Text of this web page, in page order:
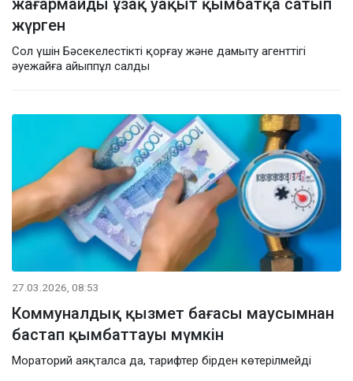
жүрген
Сол үшін Бәсекелестікті қорғау және дамыту агенттігі
әуежайға айыппұл салды
27.03.2026, 08:53
Коммуналдық қызмет бағасы маусымнан
бастап қымбаттауы мүмкін
Мораторий аяқталса да, тарифтер бірден көтерілмейді